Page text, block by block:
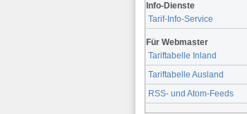
Info-Dienste
Tarif-Info-Service
Für Webmaster
Tariftabelle Inland
Tariftabelle Ausland
RSS- und Atom-Feeds